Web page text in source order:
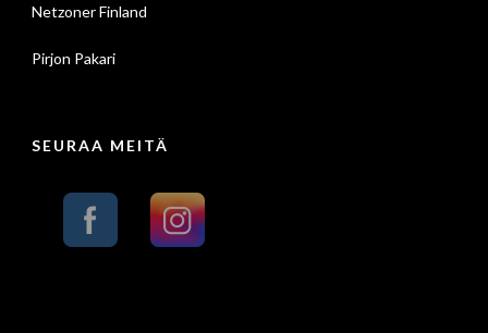
Netzoner Finland
Pirjon Pakari
SEURAA MEITÄ